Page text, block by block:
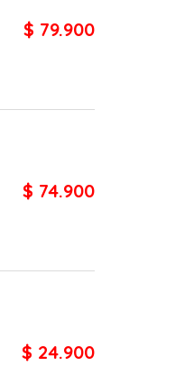
$ 79.900
$ 74.900
$ 24.900